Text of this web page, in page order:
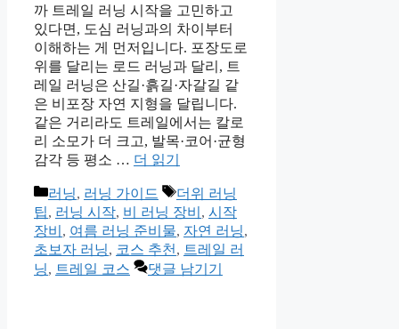
까 트레일 러닝 시작을 고민하고
있다면, 도심 러닝과의 차이부터
이해하는 게 먼저입니다. 포장도로
위를 달리는 로드 러닝과 달리, 트
레일 러닝은 산길·흙길·자갈길 같
은 비포장 자연 지형을 달립니다.
같은 거리라도 트레일에서는 칼로
리 소모가 더 크고, 발목·코어·균형
감각 등 평소 … 더 읽기
카
테
고
리
러닝, 러닝 가이드
태
그
더위 러닝
팁, 러닝 시작, 비 러닝 장비 , 시작
장비 , 여름 러닝 준비물, 자연 러닝,
초보자 러닝, 코스 추천 , 트레일 러
닝, 트레일 코스 댓글 남기기